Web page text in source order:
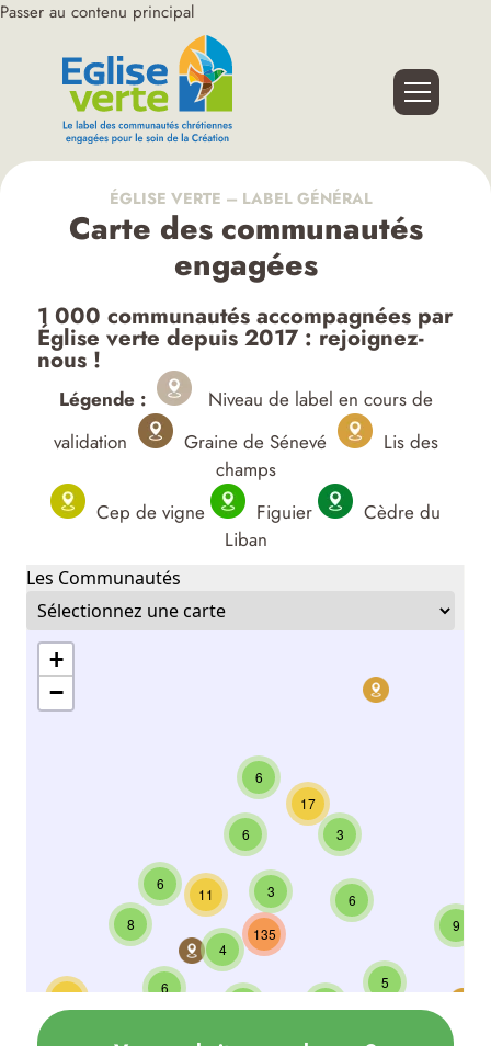
Passer au contenu principal
ÉGLISE VERTE – LABEL GÉNÉRAL
Carte des communautés
engagées
1 000 communautés accompagnées par
Église verte depuis 2017 : rejoignez-
nous !
Légende :
Niveau de label en cours de
validation
Graine de Sénevé
Lis des
champs
Cep de vigne
Figuier
Cèdre du
Liban